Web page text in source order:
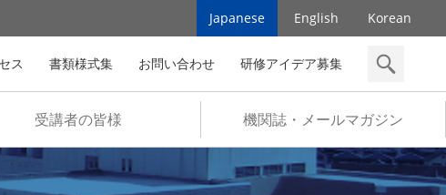
Japanese English Korean
受講者の皆様 機関誌・メールマガジン
ス 書類様式集 お問い合わせ 研修アイデア募集